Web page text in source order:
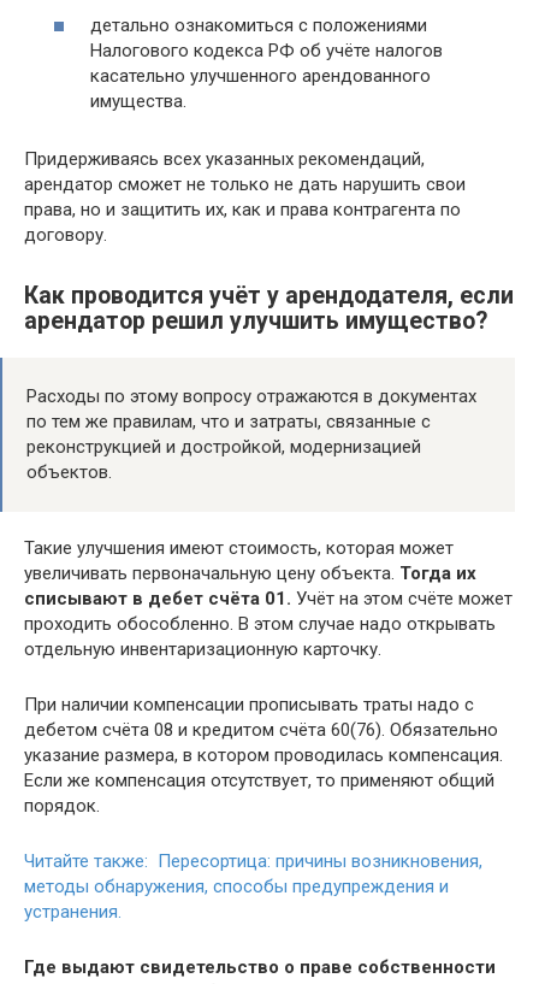
детально ознакомиться с положениями
Налогового кодекса РФ об учёте налогов
касательно улучшенного арендованного
имущества.
Придерживаясь всех указанных рекомендаций,
арендатор сможет не только не дать нарушить свои
права, но и защитить их, как и права контрагента по
договору.
Как проводится учёт у арендодателя, если
арендатор решил улучшить имущество?
Расходы по этому вопросу отражаются в документах
по тем же правилам, что и затраты, связанные с
реконструкцией и достройкой, модернизацией
объектов.
Такие улучшения имеют стоимость, которая может
увеличивать первоначальную цену объекта. Тогда их
списывают в дебет счёта 01. Учёт на этом счёте может
проходить обособленно. В этом случае надо открывать
отдельную инвентаризационную карточку.
При наличии компенсации прописывать траты надо с
дебетом счёта 08 и кредитом счёта 60(76). Обязательно
указание размера, в котором проводилась компенсация.
Если же компенсация отсутствует, то применяют общий
порядок.
Читайте также: Пересортица: причины возникновения,
методы обнаружения, способы предупреждения и
устранения.
Где выдают свидетельство о праве собственности